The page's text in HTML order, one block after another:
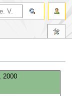
, 2000